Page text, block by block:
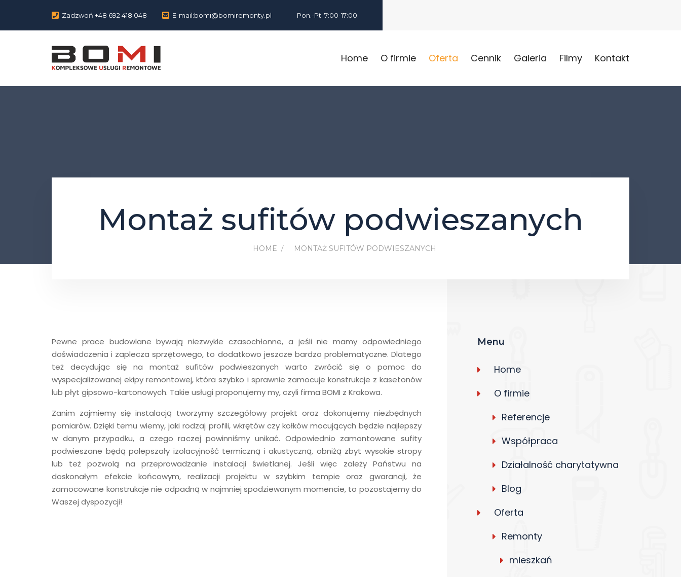
Zadzwoń:+48 692 418 048 E-mail:bomi@bomiremonty.pl Pon.-Pt. 7:00-17:00
Home O firmie Oferta Cennik Galeria Filmy Kontakt
Montaż sufitów podwieszanych
HOME MONTAŻ SUFITÓW PODWIESZANYCH
Pewne prace budowlane bywają niezwykle czasochłonne, a jeśli nie mamy odpowiedniego
doświadczenia i zaplecza sprzętowego, to dodatkowo jeszcze bardzo problematyczne. Dlatego
też decydując się na montaż sufitów podwieszanych warto zwrócić się o pomoc do
wyspecjalizowanej ekipy remontowej, która szybko i sprawnie zamocuje konstrukcje z kasetonów
lub płyt gipsowo-kartonowych. Takie usługi proponujemy my, czyli firma BOMI z Krakowa.
Zanim zajmiemy się instalacją tworzymy szczegółowy projekt oraz dokonujemy niezbędnych
pomiarów. Dzięki temu wiemy, jaki rodzaj profili, wkrętów czy kołków mocujących będzie najlepszy
w danym przypadku, a czego raczej powinniśmy unikać. Odpowiednio zamontowane sufity
podwieszane będą polepszały izolacyjność termiczną i akustyczną, obniżą zbyt wysokie stropy
lub też pozwolą na przeprowadzanie instalacji świetlanej. Jeśli więc zależy Państwu na
doskonałym efekcie końcowym, realizacji projektu w szybkim tempie oraz gwarancji, że
zamocowane konstrukcje nie odpadną w najmniej spodziewanym momencie, to pozostajemy do
Waszej dyspozycji!
Menu
Home
O firmie
Referencje
Współpraca
Działalność charytatywna
Blog
Oferta
Remonty
mieszkań